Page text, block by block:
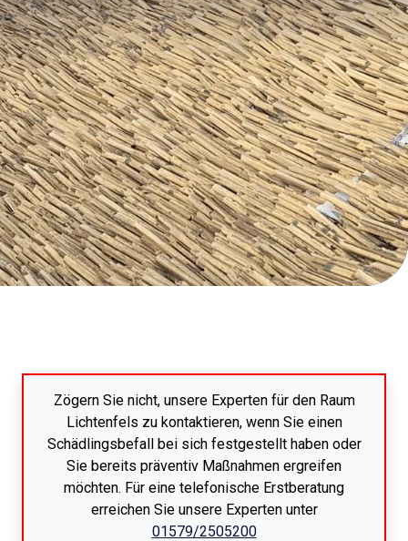
Zögern Sie nicht, unsere Experten für den Raum
Lichtenfels zu kontaktieren, wenn Sie einen
Schädlingsbefall bei sich festgestellt haben oder
Sie bereits präventiv Maßnahmen ergreifen
möchten. Für eine telefonische Erstberatung
erreichen Sie unsere Experten unter
01579/2505200